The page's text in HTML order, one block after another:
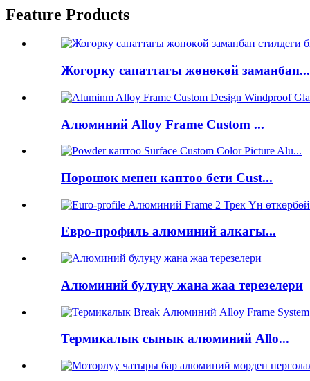
Feature Products
Жогорку сапаттагы жөнөкөй заманбап...
Алюминий Alloy Frame Custom ...
Порошок менен каптоо бети Cust...
Евро-профиль алюминий алкагы...
Алюминий булуңу жана жаа терезелери
Термикалык сынык алюминий Allo...